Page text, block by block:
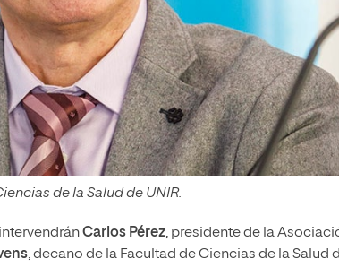
de la Salud de UNIR.
Carlos Pérez, presidente de la
, decano de la Facultad de Ciencias de la Salud